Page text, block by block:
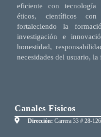
eficiente con tecnología
éticos, científicos
fortaleciendo la
investigación e
honestidad,
necesidades del usuario,
Canales Físicos
Dirección: Carrera 33 # 28-